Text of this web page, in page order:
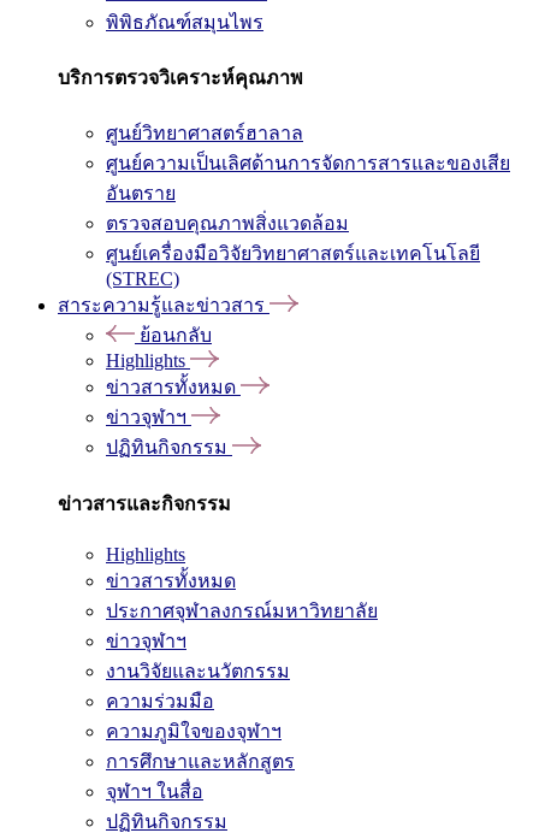
พิพิธภัณฑ์สมุนไพร
บริการตรวจวิเคราะห์คุณภาพ
ศูนย์วิทยาศาสตร์ฮาลาล
ศูนย์ความเป็นเลิศด้านการจัดการสารและของเสีย
อันตราย
ตรวจสอบคุณภาพสิ่งแวดล้อม
ศูนย์เครื่องมือวิจัยวิทยาศาสตร์และเทคโนโลยี
(STREC)
สาระความรู้และข่าวสาร
ย้อนกลับ
Highlights
ข่าวสารทั้งหมด
ข่าวจุฬาฯ
ปฏิทินกิจกรรม
ข่าวสารและกิจกรรม
Highlights
ข่าวสารทั้งหมด
ประกาศจุฬาลงกรณ์มหาวิทยาลัย
ข่าวจุฬาฯ
งานวิจัยและนวัตกรรม
ความร่วมมือ
ความภูมิใจของจุฬาฯ
การศึกษาและหลักสูตร
จุฬาฯ ในสื่อ
ปฏิทินกิจกรรม